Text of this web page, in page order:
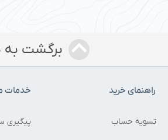
برگشت به
راهنمای خرید
تسویه حساب
خدمات
پیگیری